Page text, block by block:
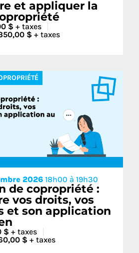
et appliquer la
$ + taxes
$ + taxes
2026 18h00 à 19h30
de copropriété :
vos droits, vos
et son application
$ + taxes
$ + taxes